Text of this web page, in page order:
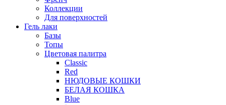
Коллекции
Для поверхностей
Гель лаки
Базы
Топы
Цветовая палитра
Classic
Red
НЮДОВЫЕ КОШКИ
БЕЛАЯ КОШКА
Blue